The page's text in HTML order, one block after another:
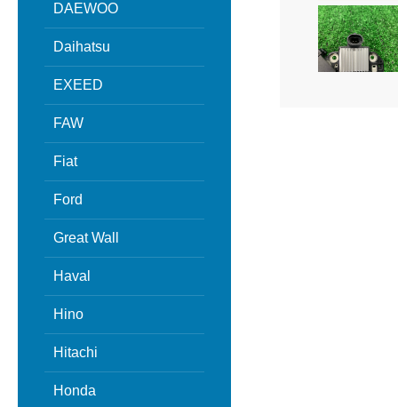
DAEWOO
Daihatsu
EXEED
FAW
Fiat
Ford
Great Wall
Haval
Hino
Hitachi
Honda